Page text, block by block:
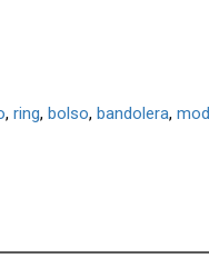
ring bolso bandolera